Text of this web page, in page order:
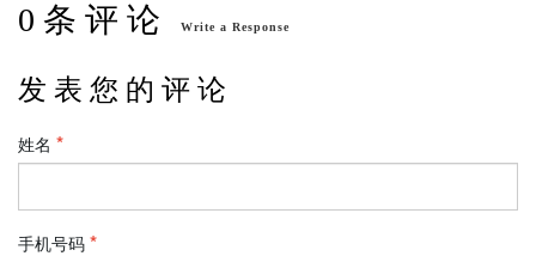
0 条 评 论 Write a Response
发 表 您 的 评 论
姓名
手机号码